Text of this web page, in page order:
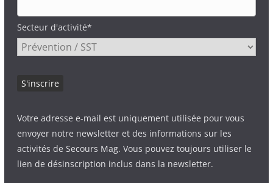
Secteur d'activité*
Votre adresse e-mail est uniquement utilisée pour vous
envoyer notre newsletter et des informations sur les
activités de Secours Mag. Vous pouvez toujours utiliser le
lien de désinscription inclus dans la newsletter.